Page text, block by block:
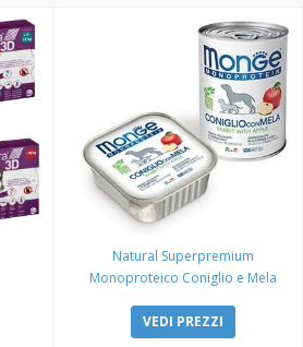
Natural Superpremium
Monoproteico Coniglio e Mela
VEDI PREZZI